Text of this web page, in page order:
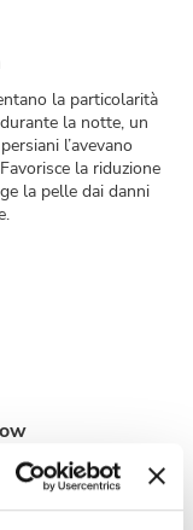
la particolarità
la notte, un
l’avevano
la riduzione
la pelle dai danni
estratta presso
mare profonda che,
assorbe una grande